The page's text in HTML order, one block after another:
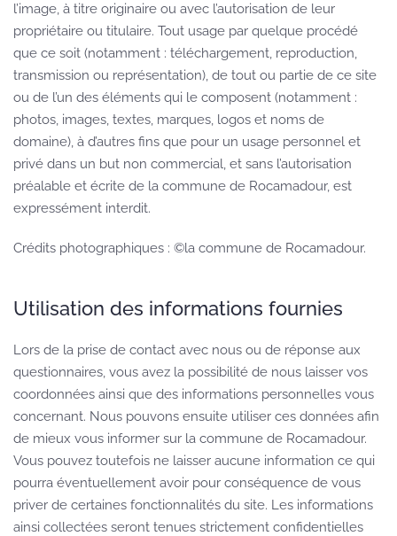
l’image, à titre originaire ou avec l’autorisation de leur
propriétaire ou titulaire. Tout usage par quelque procédé
que ce soit (notamment : téléchargement, reproduction,
transmission ou représentation), de tout ou partie de ce site
ou de l’un des éléments qui le composent (notamment :
photos, images, textes, marques, logos et noms de
domaine), à d’autres fins que pour un usage personnel et
privé dans un but non commercial, et sans l’autorisation
préalable et écrite de la commune de Rocamadour, est
expressément interdit.
Crédits photographiques : ©la commune de Rocamadour.
Utilisation des informations fournies
Lors de la prise de contact avec nous ou de réponse aux
questionnaires, vous avez la possibilité de nous laisser vos
coordonnées ainsi que des informations personnelles vous
concernant. Nous pouvons ensuite utiliser ces données afin
de mieux vous informer sur la commune de Rocamadour.
Vous pouvez toutefois ne laisser aucune information ce qui
pourra éventuellement avoir pour conséquence de vous
priver de certaines fonctionnalités du site. Les informations
ainsi collectées seront tenues strictement confidentielles